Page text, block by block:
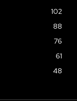
102
88
76
61
48